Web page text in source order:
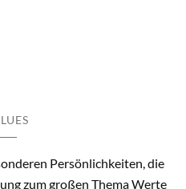
Persönlichkeiten, die
zum großen Thema Werte